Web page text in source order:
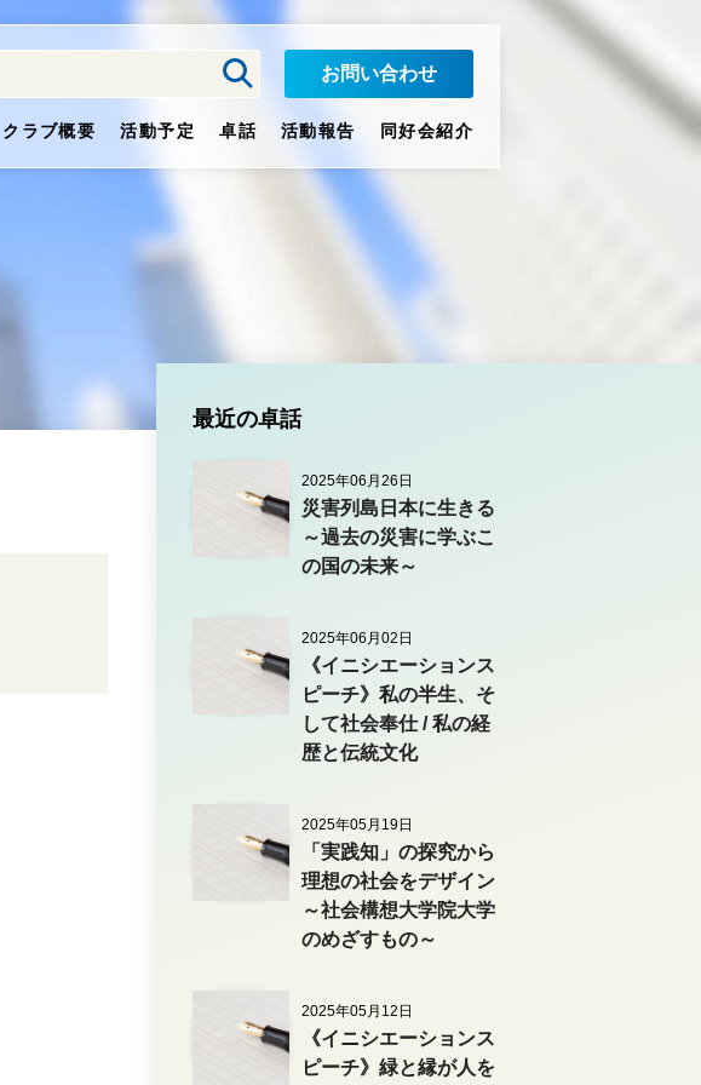
クラブ概要 活動予定 卓話 活動報告 同好会紹介
お問い合わせ
最近の卓話
2025年06月26日
災害列島日本に生きる
～過去の災害に学ぶこ
の国の未来～
2025年06月02日
《イニシエーションス
ピーチ》私の半生、そ
して社会奉仕 / 私の経
歴と伝統文化
2025年05月19日
「実践知」の探究から
理想の社会をデザイン
～社会構想大学院大学
のめざすもの～
2025年05月12日
《イニシエーションス
ピーチ》緑と縁が人を